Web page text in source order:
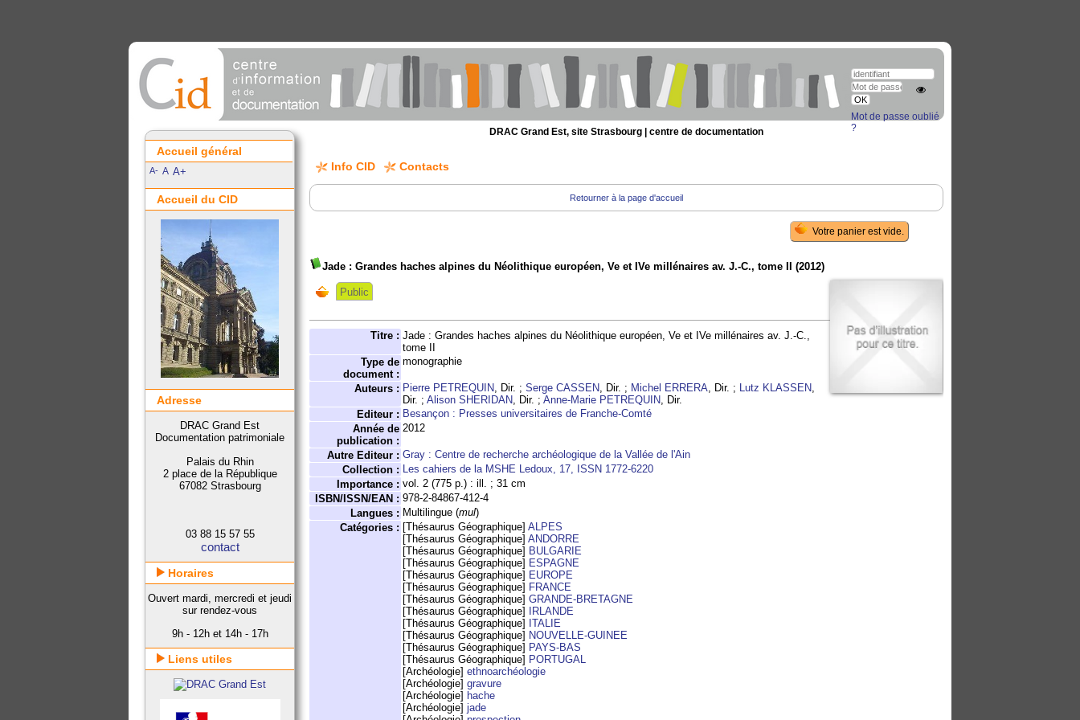
DRAC Grand Est, site Strasbourg | centre de documentation
Info CID Contacts
Retourner à la page d'accueil
Jade : Grandes haches alpines du Néolithique européen, Ve et IVe millénaires av. J.-C., tome II (2012)
Public
Titre : Jade : Grandes haches alpines du Néolithique européen, Ve et IVe millénaires av. J.-C.,
tome II
Type de
document :
monographie
Auteurs : Pierre PETREQUIN, Dir. ;Serge CASSEN, Dir. ; Michel ERRERA, Dir. ; Lutz KLASSEN,
Dir. ;Alison SHERIDAN, Dir. ;Anne-Marie PETREQUIN, Dir.
Editeur : Besançon : Presses universitaires de Franche-Comté
Année de
publication :
2012
Autre Editeur : Gray : Centre de recherche archéologique de la Vallée de l'Ain
Collection : Les cahiers de la MSHE Ledoux, 17, ISSN 1772-6220
Importance : vol. 2 (775 p.) : ill. ; 31 cm
ISBN/ISSN/EAN : 978-2-84867-412-4
Langues : Multilingue (mul)
Catégories : [Thésaurus Géographique]ALPES
[Thésaurus Géographique]ANDORRE
[Thésaurus Géographique] BULGARIE
[Thésaurus Géographique] ESPAGNE
[Thésaurus Géographique] EUROPE
[Thésaurus Géographique] FRANCE
[Thésaurus Géographique]GRANDE-BRETAGNE
[Thésaurus Géographique]
IRLANDE
[Thésaurus Géographique]
ITALIE
[Thésaurus Géographique] NOUVELLE-GUINEE
[Thésaurus Géographique] PAYS-BAS
[Thésaurus Géographique] PORTUGAL
[Archéologie]ethnoarchéologie
[Archéologie]gravure
[Archéologie] hache
[Archéologie]jade
Accueil général
A- A A+
Accueil du CID
Mot de passe oublié
?
Adresse
DRAC Grand Est
Documentation patrimoniale
Palais du Rhin
2 place de la République
67082 Strasbourg
03 88 15 57 55
contact
Horaires
Ouvert mardi, mercredi et jeudi
sur rendez-vous
9h - 12h et 14h - 17h
Liens utiles